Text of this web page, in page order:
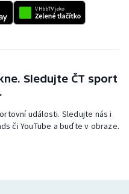
Sledujte ČT sport
události. Sledujte nás i
či YouTube a buďte v obraze.